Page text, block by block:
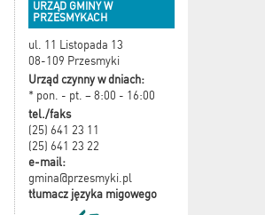
URZĄD GMINY W
PRZESMYKACH
ul. 11 Listopada 13
08-109 Przesmyki
Urząd czynny w dniach:
* pon. - pt. – 8:00 - 16:00
tel./faks
(25) 641 23 11
(25) 641 23 22
e-mail:
gmina@przesmyki.pl
tłumacz języka migowego